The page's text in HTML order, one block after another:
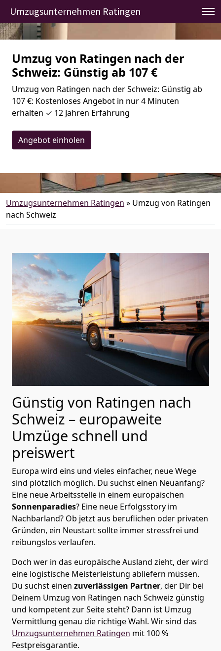
Umzugsunternehmen Ratingen
Umzug von Ratingen nach der
Schweiz: Günstig ab 107 €
Umzug von Ratingen nach der Schweiz: Günstig ab
107 €: Kostenloses Angebot in nur 4 Minuten
erhalten ✓ 12 Jahren Erfahrung
Angebot einholen
Umzugsunternehmen Ratingen » Umzug von Ratingen
nach Schweiz
Günstig von Ratingen nach
Schweiz – europaweite
Umzüge schnell und
preiswert
Europa wird eins und vieles einfacher, neue Wege
sind plötzlich möglich. Du suchst einen Neuanfang?
Eine neue Arbeitsstelle in einem europäischen
Sonnenparadies? Eine neue Erfolgsstory im
Nachbarland? Ob jetzt aus beruflichen oder privaten
Gründen, ein Neustart sollte immer stressfrei und
reibungslos verlaufen.
Doch wer in das europäische Ausland zieht, der wird
eine logistische Meisterleistung abliefern müssen.
Du suchst einen zuverlässigen Partner, der Dir bei
Deinem Umzug von Ratingen nach Schweiz günstig
und kompetent zur Seite steht? Dann ist Umzug
Vermittlung genau die richtige Wahl. Wir sind das
Umzugsunternehmen Ratingen mit 100 %
Festpreisgarantie.